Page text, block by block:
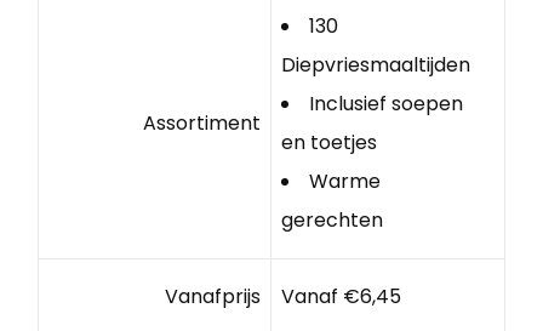
Assortiment
130
Diepvriesmaaltijden
Inclusief soepen
en toetjes
Warme
gerechten
Vanafprijs Vanaf €6,45